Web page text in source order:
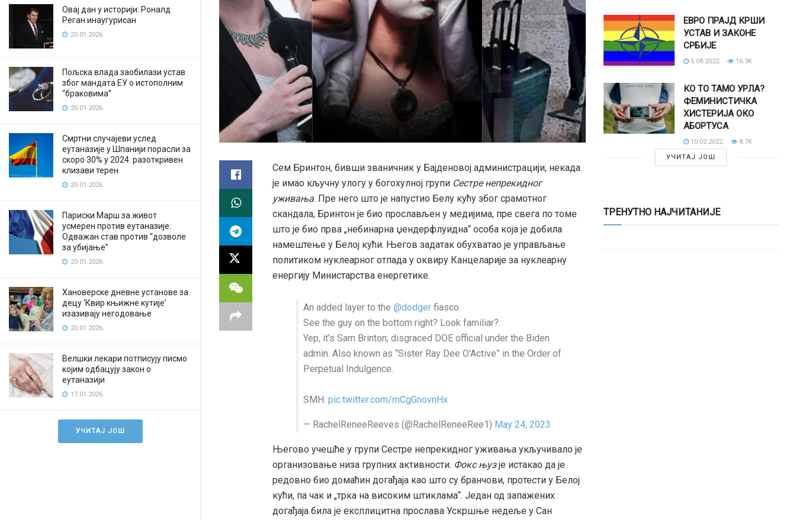
Овај дан у историји: Роналд
Реган инаугурисан
20.01.2026.
Пољска влада заобилази устав
због мандата ЕУ о истополним
“браковима”
20.01.2026.
Смртни случајеви услед
еутаназије у Шпанији порасли за
скоро 30% у 2024: разоткривен
клизави терен
20.01.2026.
Париски Марш за живот
усмерен против еутаназије:
Одважан став против “дозволе
за убијање”
20.01.2026.
Хановерске дневне установе за
децу ‘Квир књижне кутије’
изазивају негодовање
20.01.2026.
Велшки лекари потписују писмо
којим одбацују закон о
еутаназији
17.01.2026.
УЧИТАЈ ЈОШ
Сем Бринтон, бивши званичник у Бајденовој администрацији, некада
је имао кључну улогу у богохулној групи Сестре непрекидног
уживања. Пре него што је напустио Белу кућу због срамотног
скандала, Бринтон је био прослављен у медијима, пре свега по томе
што је био прва „небинарна џендерфлуидна“ особа која је добила
намештење у Белој кући. Његов задатак обухватао је управљање
политиком нуклеарног отпада у оквиру Канцеларије за нуклеарну
енергију Министарства енергетике.
An added layer to the @dodger fiasco.
See the guy on the bottom right? Look familiar?
Yep, it’s Sam Brinton; disgraced DOE official under the Biden
admin. Also known as “Sister Ray Dee O'Active” in the Order of
Perpetual Indulgence.
SMH. pic.twitter.com/mCgGnovnHx
— RachelReneeReeves (@RachelReneeRee1) May 24, 2023
Његово учешће у групи Сестре непрекидног уживања укључивало је
организовање низа групних активности. Фокс њузје истакао да је
редовно био домаћин догађаја као што су бранчови, протести у Белој
кући, па чак и „трка на високим штиклама“. Један од запажених
догађаја била је експлицитна прослава Ускршње недеље у Сан
ЕВРО ПРАЈД КРШИ
УСТАВ И ЗАКОНЕ
СРБИЈЕ
5.08.2022. 16.9K
КО ТО ТАМО УРЛА?
ФЕМИНИСТИЧКА
ХИСТЕРИЈА ОКО
АБОРТУСА
10.02.2022.
8.7K
УЧИТАЈ ЈОШ
ТРЕНУТНО НАЈЧИТАНИЈЕ